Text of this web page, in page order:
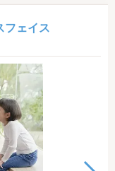
フェイス